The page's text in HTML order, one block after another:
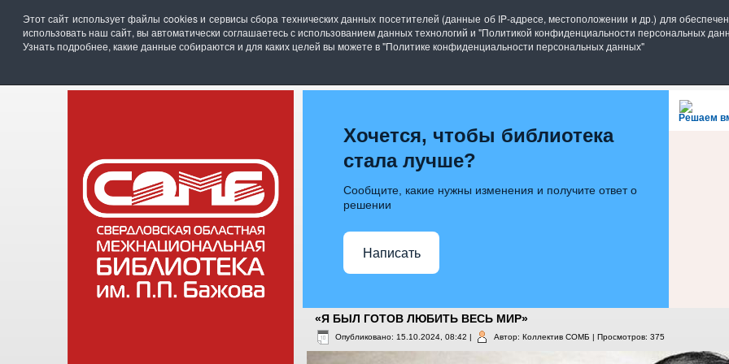
г. Екатеринбург, ул. Академика Бардина, 28
телефон: (343)211-07-00, эл.почта :somb@egov66.ru
Решаем
Хочется, чтобы библиотека
стала лучше?
Сообщите, какие нужны изменения и получите ответ о
решении
Написать
«Я БЫЛ ГОТОВ ЛЮБИТЬ ВЕСЬ МИР»
Опубликовано: 15.10.2024, 08:42 | Автор: Коллектив СОМБ | Просмотров: 375
Этот сайт использует файлы cookies и сервисы сбора технических данных посетителей (данные об IP-адресе, местоположении и др.) для
использовать наш сайт, вы автоматически соглашаетесь с использованием данных технологий и "Политикой конфиденциальности персональных
Узнать подробнее, какие данные собираются и для каких целей вы можете в "Политике конфиденциальности персональных данных"